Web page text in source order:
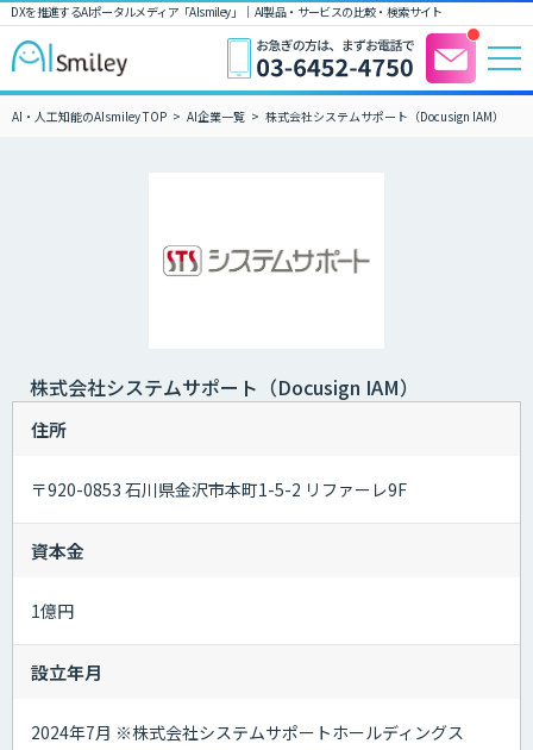
DXを推進するAIポータルメディア「AIsmiley」｜ AI製品・サービスの比較・検索サイト
AI・人工知能のAIsmiley TOP AI企業一覧 株式会社システムサポート（Docusign IAM）
株式会社システムサポート（Docusign IAM）
住所
〒920-0853 石川県金沢市本町1-5-2 リファーレ9F
資本金
1億円
設立年月
2024年7月 ※株式会社システムサポートホールディングス